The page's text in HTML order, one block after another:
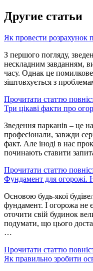
Другие статьи
Як провести розрахунок
З першого погляду,
нескладним завданням,
часу. Однак це
зіштовхується з
Прочитати статтю
Три цікаві факти про
Зведення парканів – це
професіонали, завжди
факт. Але іноді в нас
починають ставити
Прочитати статтю
Фундамент для огорожі.
Основою будь-якої
фундамент. І огорожа
оточити свій будинок
подумати, що цього
…
Прочитати статтю
Як правильно зробити